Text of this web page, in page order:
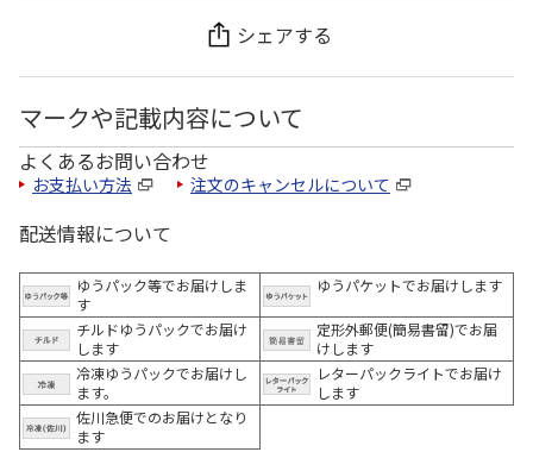
シェアする
マークや記載内容について
よくあるお問い合わせ
お支払い方法 注文のキャンセルについて
配送情報について
ゆうパック等でお届けしま
す
ゆうパケットでお届けします
チルドゆうパックでお届け
します
定形外郵便(簡易書留)でお届
けします
冷凍ゆうパックでお届けし
ます。
レターパックライトでお届け
します
佐川急便でのお届けとなり
ます